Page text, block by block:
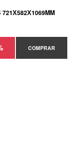
721Х582Х1069MM
COMPRAR